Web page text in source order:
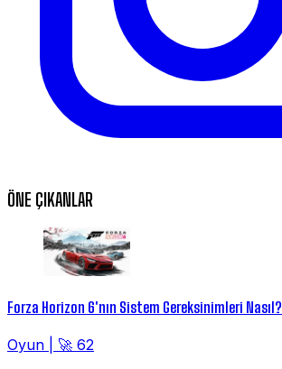
ÖNE ÇIKANLAR
Forza Horizon 6'nın Sistem Gereksinimleri Nasıl?
Oyun
🚀 62